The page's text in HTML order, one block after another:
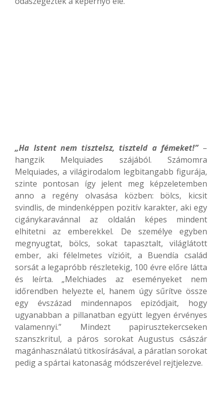
„Ha Istent nem tisztelsz, tiszteld a fémeket!” –
hangzik Melquiades szájából. Számomra
Melquiades, a világirodalom legbitangabb figurája,
szinte pontosan így jelent meg képzeletemben
anno a regény olvasása közben: bölcs, kicsit
svindlis, de mindenképpen pozitív karakter, aki egy
cigánykaravánnal az oldalán képes mindent
elhitetni az emberekkel. De személye egyben
megnyugtat, bölcs, sokat tapasztalt, világlátott
ember, aki félelmetes vízióit, a Buendía család
sorsát a legapróbb részletekig, 100 évre előre látta
és leírta. „Melchiades az eseményeket nem
időrendben helyezte el, hanem úgy sűrítve össze
egy évszázad mindennapos epizódjait, hogy
ugyanabban a pillanatban együtt legyen érvényes
valamennyi.” Mindezt papirusztekercseken
szanszkritul, a páros sorokat Augustus császár
magánhasználatú titkosírásával, a páratlan sorokat
pedig a spártai katonaság módszerével rejtjelezve.